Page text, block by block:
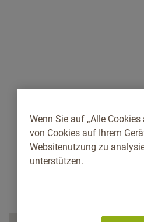
Wenn Sie auf „Alle
von Cookies auf Ihrem
Websitenutzung zu
unterstützen.